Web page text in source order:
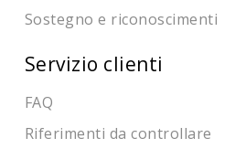
Sostegno e riconoscimenti
Servizio clienti
FAQ
Riferimenti da controllare